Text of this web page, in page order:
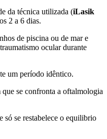
da técnica utilizada (iLasik
2 a 6 dias.
de piscina ou de mar e
ocular durante
um período idêntico.
se confronta a oftalmologia
só se restabelece o equilibrio